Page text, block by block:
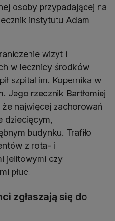
osoby przypadającej na
instytutu Adam
wizyt i
w lecznicy środków
szpital im. Kopernika w
Jego rzecznik Bartłomiej
że najwięcej zachorowań
dziecięcym,
budynku. Trafiło
z rota- i
jelitowymi czy
płuc.
zgłaszają się do